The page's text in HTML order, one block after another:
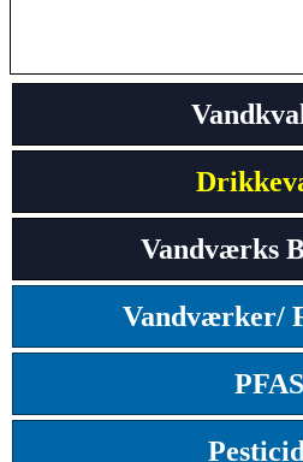
Vandværks
Vandværker/
PFAS